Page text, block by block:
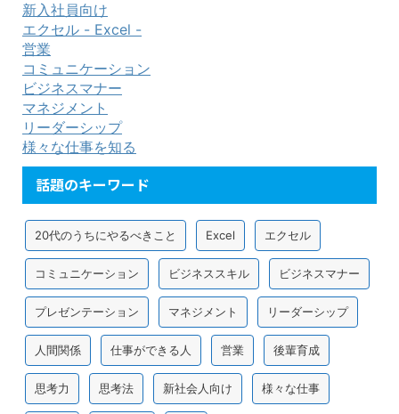
新入社員向け
エクセル - Excel -
営業
コミュニケーション
ビジネスマナー
マネジメント
リーダーシップ
様々な仕事を知る
話題のキーワード
20代のうちにやるべきこと Excel エクセル
コミュニケーション ビジネススキル ビジネスマナー
プレゼンテーション マネジメント リーダーシップ
人間関係 仕事ができる人 営業 後輩育成
思考力 思考法 新社会人向け 様々な仕事